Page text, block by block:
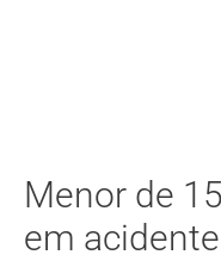
Menor de
em